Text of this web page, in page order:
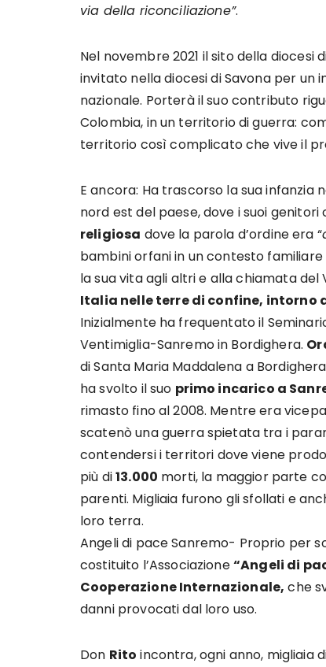
via della riconciliazione”.
Nel novembre 2021 il sito della diocesi
invitato nella diocesi di Savona per
nazionale. Porterà il suo contributo
Colombia, in un territorio di guerra:
territorio così complicato che vive il
E ancora: Ha trascorso la sua
nord est del paese, dove i suoi
religiosa dove la parola d’ordine era “
bambini orfani in un contesto familiare
la sua vita agli altri e alla chiamata del
Italia nelle terre di confine, intorno
Inizialmente ha frequentato il
Ventimiglia-Sanremo in Bordighera.
di Santa Maria Maddalena a
ha svolto il suo primo incarico a
rimasto fino al 2008. Mentre era
scatenò una guerra spietata tra i
contendersi i territori dove viene
più di13.000 morti, la maggior parte
parenti. Migliaia furono gli sfollati e
loro terra.
Angeli di pace Sanremo- Proprio per
costituito l’Associazione“Angeli di
Cooperazione Internazionale, che
danni provocati dal loro uso.
Don Rito incontra, ogni anno, migliaia